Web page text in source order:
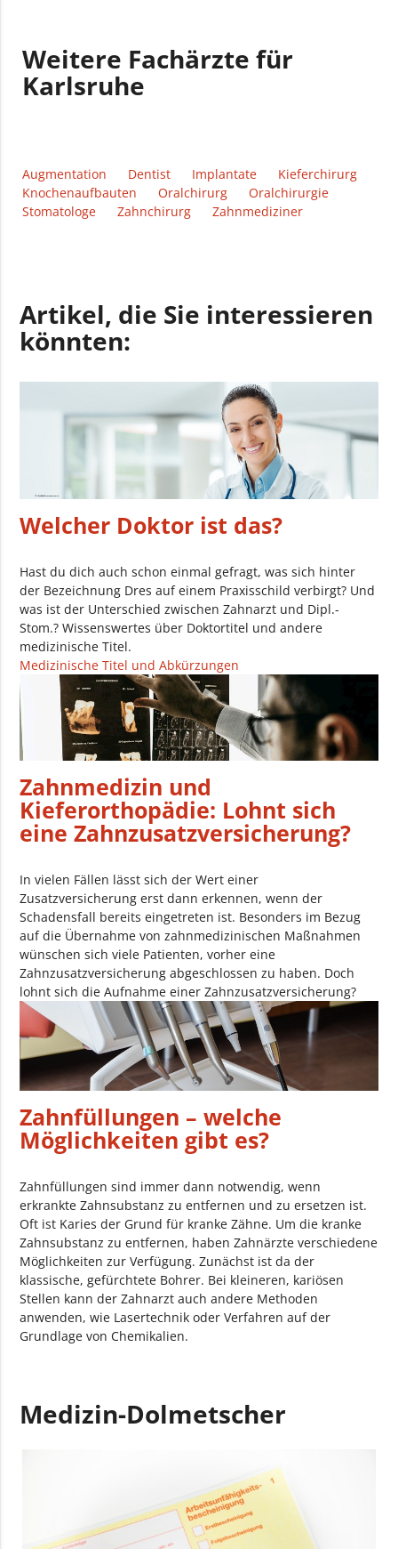
Weitere Fachärzte für
Karlsruhe
Augmentation Dentist Implantate
Kieferchirurg
Knochenaufbauten
Oralchirurg
Oralchirurgie
Stomatologe
Zahnchirurg Zahnmediziner
Artikel, die Sie interessieren
könnten:
Welcher Doktor ist das?
Hast du dich auch schon einmal gefragt, was sich hinter
der Bezeichnung Dres auf einem Praxisschild verbirgt? Und
was ist der Unterschied zwischen Zahnarzt und Dipl.-
Stom.? Wissenswertes über Doktortitel und andere
medizinische Titel.
Medizinische Titel und Abkürzungen
Zahnmedizin und
Kieferorthopädie: Lohnt sich
eine Zahnzusatzversicherung?
In vielen Fällen lässt sich der Wert einer
Zusatzversicherung erst dann erkennen, wenn der
Schadensfall bereits eingetreten ist. Besonders im Bezug
auf die Übernahme von zahnmedizinischen Maßnahmen
wünschen sich viele Patienten, vorher eine
Zahnzusatzversicherung abgeschlossen zu haben. Doch
lohnt sich die Aufnahme einer Zahnzusatzversicherung?
Zahnfüllungen – welche
Möglichkeiten gibt es?
Zahnfüllungen sind immer dann notwendig, wenn
erkrankte Zahnsubstanz zu entfernen und zu ersetzen ist.
Oft ist Karies der Grund für kranke Zähne. Um die kranke
Zahnsubstanz zu entfernen, haben Zahnärzte verschiedene
Möglichkeiten zur Verfügung. Zunächst ist da der
klassische, gefürchtete Bohrer. Bei kleineren, kariösen
Stellen kann der Zahnarzt auch andere Methoden
anwenden, wie Lasertechnik oder Verfahren auf der
Grundlage von Chemikalien.
Medizin-Dolmetscher